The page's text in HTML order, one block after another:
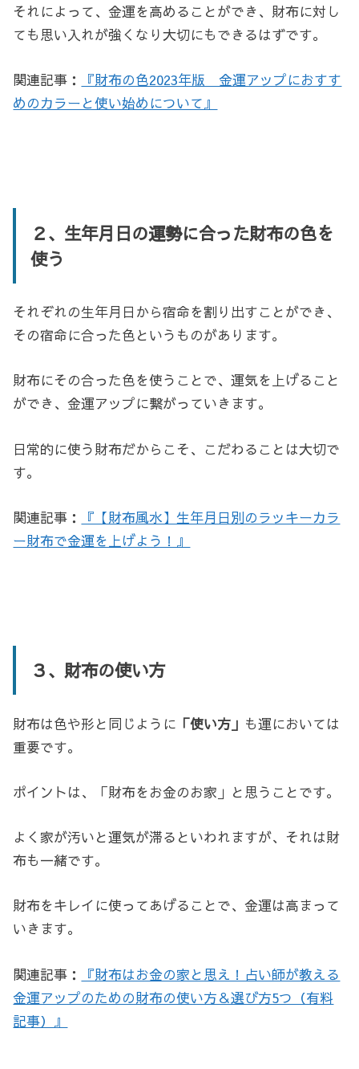
それによって、金運を高めることができ、財布に対し
ても思い入れが強くなり大切にもできるはずです。
関連記事：
『財布の色2023年版 金運アップにおすす
めのカラーと使い始めについて』
２、生年月日の運勢に合った財布の色を
使う
それぞれの生年月日から宿命を割り出すことができ、
その宿命に合った色というものがあります。
財布にその合った色を使うことで、運気を上げること
ができ、金運アップに繋がっていきます。
日常的に使う財布だからこそ、こだわることは大切で
す。
関連記事：
『【財布風水】生年月日別のラッキーカラ
ー財布で金運を上げよう！』
３、財布の使い方
財布は色や形と同じように 「使い方」 も運においては
重要です。
ポイントは、「財布をお金のお家」と思うことです。
よく家が汚いと運気が滞るといわれますが、それは財
布も一緒です。
財布をキレイに使ってあげることで、金運は高まって
いきます。
関連記事：
『財布はお金の家と思え！占い師が教える
金運アップのための財布の使い方＆選び方5つ（有料
記事）』